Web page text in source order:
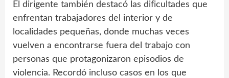
El dirigente también destacó las dificultades que
enfrentan trabajadores del interior y de
localidades pequeñas, donde muchas veces
vuelven a encontrarse fuera del trabajo con
personas que protagonizaron episodios de
violencia. Recordó incluso casos en los que